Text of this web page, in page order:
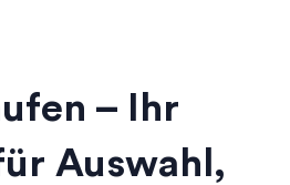
– Ihr
Auswahl,